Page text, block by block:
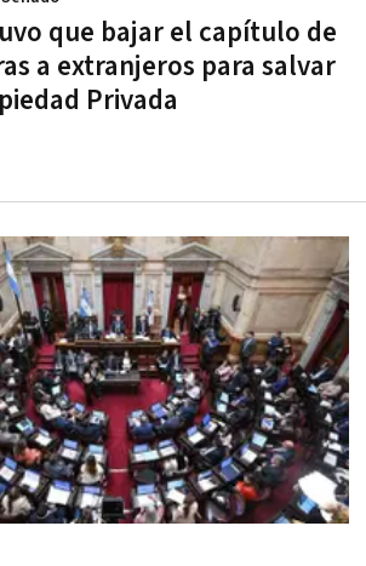
que bajar el capítulo de
a extranjeros para salvar
Privada